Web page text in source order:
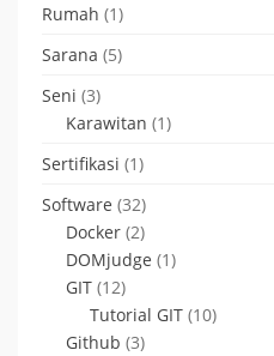
Rumah (1)
Sarana (5)
Seni (3)
Karawitan (1)
Sertifikasi (1)
Software (32)
Docker (2)
DOMjudge (1)
GIT (12)
Tutorial GIT (10)
Github (3)